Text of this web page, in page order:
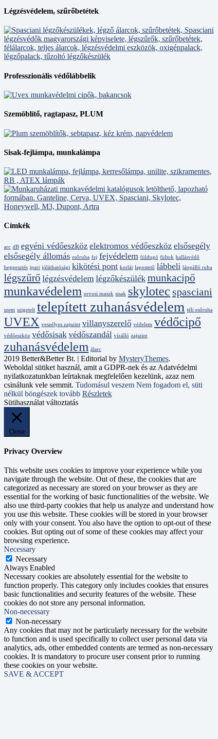
Légzésvédelem, szűrőbetétek
Professzionális védőlábbelik
Szemöblítő, ragtapasz, PLUM
Sisak-fejlámpa, munkalámpa
Címkék
arc dB egyéni védőeszköz elektromos védőeszköz elsősegély
elsősegély állomás esőruha fej fejvédelem füldugó fültok hallásvédő
heggesztés ipari jóláthatósági kikötési pont korlát lapostető lábbeli lángálló ruha
légszűrő légzésvédelem légzőkészülék munkacipő
munkavédelem orvosi maszk sisak skylotec spasciani
szem szigetelt telepített zuhanásvédelem téli esőruha
UVEX veszélyes zajszint villanyszerelő védelem védőcipő
védőeszköz védősisak védőszandál vízálló zajszint
zuhanásvédelem álarc
2019 Better&Better Bt. | Editorial by MysteryThemes.
Weboldal sütiket használ, amit a GDPR-nek és az Adatvédelmi
nyilatkozatunkban leírtaknak megfelelően kezelünk, azaz nem
csinálunk vele semmit. Tudomásul veszem Nem fogadom el, süti
nélkül böngészek tovább Részletek
Sütihasználat változtatás
Close
Privacy Overview
This website uses cookies to improve your experience while you
navigate through the website. Out of these, the cookies that are
categorized as necessary are stored on your browser as they are
essential for the working of basic functionalities of the website. We
also use third-party cookies that help us analyze and understand how
you use this website. These cookies will be stored in your browser
only with your consent. You also have the option to opt-out of these
cookies. But opting out of some of these cookies may affect your
browsing experience.
Necessary
Necessary
Always Enabled
Necessary cookies are absolutely essential for the website to
function properly. This category only includes cookies that ensures
basic functionalities and security features of the website. These
cookies do not store any personal information.
Non-necessary
Non-necessary
Any cookies that may not be particularly necessary for the website
to function and is used specifically to collect user personal data via
analytics, ads, other embedded contents are termed as non-necessary
cookies. It is mandatory to procure user consent prior to running
these cookies on your website.
SAVE & ACCEPT